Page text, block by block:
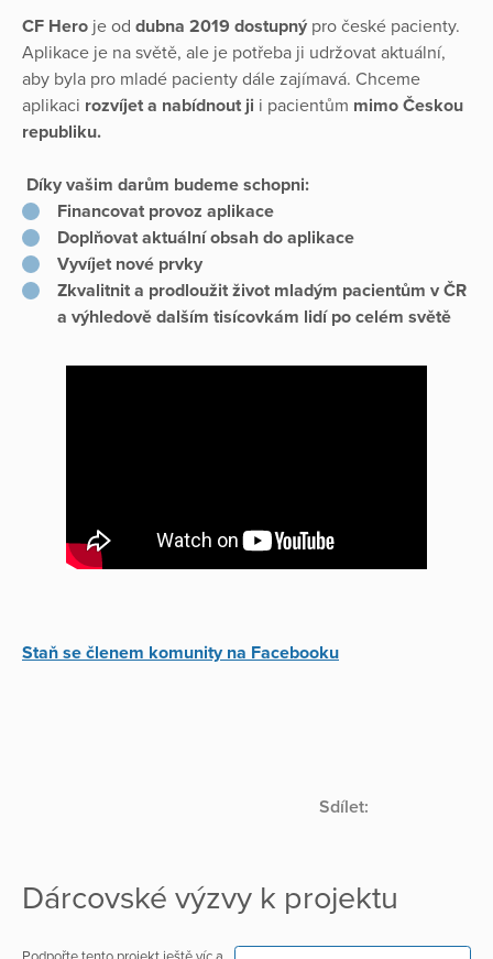
CF Hero je od dubna 2019 dostupný pro české pacienty.
Aplikace je na světě, ale je potřeba ji udržovat aktuální,
aby byla pro mladé pacienty dále zajímavá. Chceme
aplikaci rozvíjet a nabídnout ji i pacientům mimo Českou
republiku.
Díky vašim darům budeme schopni:
Financovat provoz aplikace
Doplňovat aktuální obsah do aplikace
Vyvíjet nové prvky
Zkvalitnit a prodloužit život mladým pacientům v ČR
a výhledově dalším tisícovkám lidí po celém světě
Staň se členem komunity na Facebooku
Sdílet:
Dárcovské výzvy k projektu